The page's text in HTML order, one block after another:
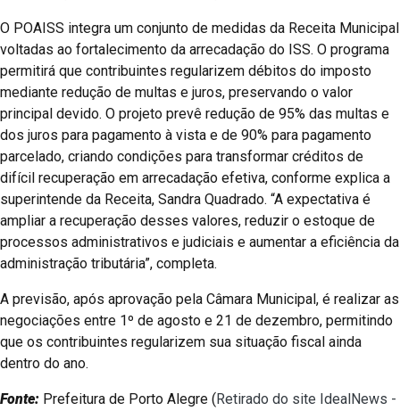
O POAISS integra um conjunto de medidas da Receita Municipal
voltadas ao fortalecimento da arrecadação do ISS. O programa
permitirá que contribuintes regularizem débitos do imposto
mediante redução de multas e juros, preservando o valor
principal devido. O projeto prevê redução de 95% das multas e
dos juros para pagamento à vista e de 90% para pagamento
parcelado, criando condições para transformar créditos de
difícil recuperação em arrecadação efetiva, conforme explica a
superintende da Receita, Sandra Quadrado. “A expectativa é
ampliar a recuperação desses valores, reduzir o estoque de
processos administrativos e judiciais e aumentar a eficiência da
administração tributária”, completa.
A previsão, após aprovação pela Câmara Municipal, é realizar as
negociações entre 1º de agosto e 21 de dezembro, permitindo
que os contribuintes regularizem sua situação fiscal ainda
dentro do ano.
Fonte: Prefeitura de Porto Alegre (Retirado do site IdealNews -